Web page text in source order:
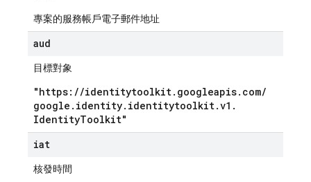
專案的服務帳戶電子郵件地址
aud
目標對象
"https: //identitytoolkit. googleapis. com/
google . identity. identitytoolkit.v1 .
IdentityToolkit"
iat
核發時間